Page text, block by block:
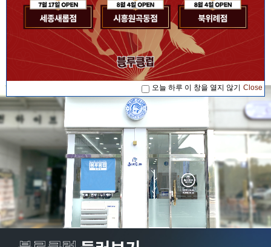
공지사항
[공지사항] [블루소식]2026. 07. 17 '블루...
[공지사항] [블루소식]2026. 08. 04 '블루...
[공지사항] [블루소식]2026. 08. 04 '블루...
[공지사항] [블루소식]2026. 07. 17 '블루...
[공지사항] [블루소식]2026. 08. 04 '블루...
오늘 하루 이 창을 열지 않기 Close
오늘 하루 이 창을 열지 않기 Close